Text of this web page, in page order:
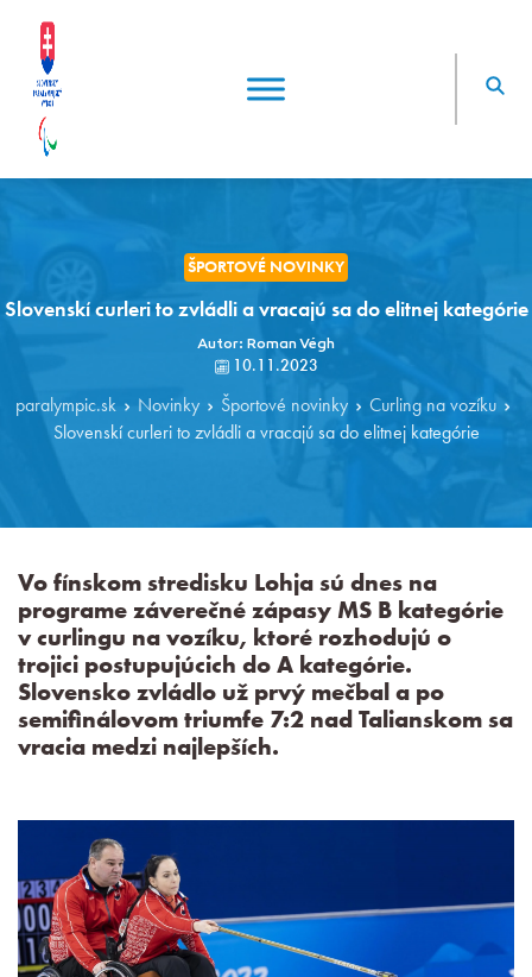
ŠPORTOVÉ NOVINKY
Slovenskí curleri to zvládli a vracajú sa do elitnej kategórie
Autor: Roman Végh
10.11.2023
paralympic.sk Novinky Športové novinky
Curling na vozíku
Slovenskí curleri to zvládli a vracajú sa do elitnej kategórie
Vo fínskom stredisku Lohja sú dnes na
programe záverečné zápasy MS B kategórie
v curlingu na vozíku, ktoré rozhodujú o
trojici postupujúcich do A kategórie.
Slovensko zvládlo už prvý mečbal a po
semifinálovom triumfe 7:2 nad Talianskom sa
vracia medzi najlepších.